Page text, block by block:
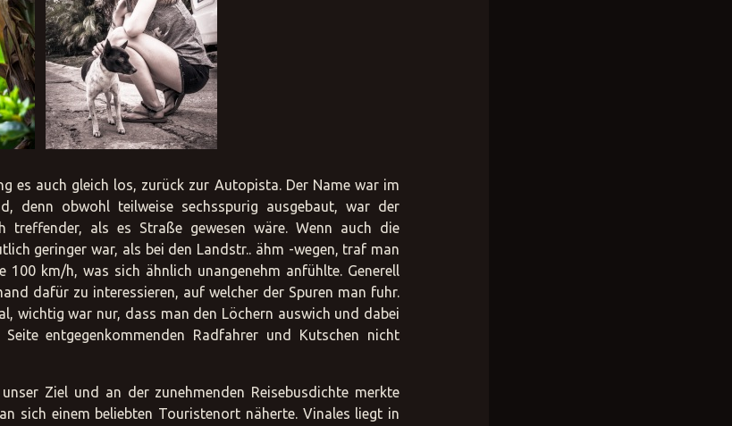
es auch gleich los, zurück zur Autopista. Der Name war im
denn obwohl teilweise sechsspurig ausgebaut, war der
treffender, als es Straße gewesen wäre. Wenn auch die
geringer war, als bei den Landstr.. ähm -wegen, traf man
100 km/h, was sich ähnlich unangenehm anfühlte. Generell
dafür zu interessieren, auf welcher der Spuren man fuhr.
wichtig war nur, dass man den Löchern auswich und dabei
entgegenkommenden Radfahrer und Kutschen nicht
Ziel und an der zunehmenden Reisebusdichte merkte
sich einem beliebten Touristenort näherte. Vinales liegt in